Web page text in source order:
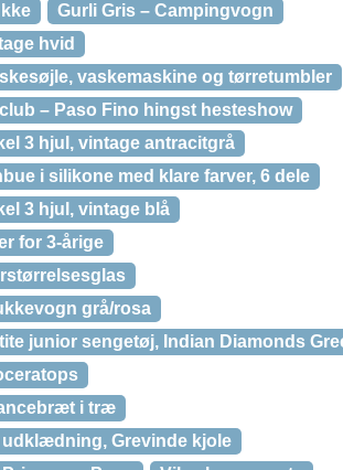
Gurli Gris – Campingvogn
hvid
vaskemaskine og tørretumbler
– Paso Fino hingst hesteshow
3 hjul, vintage antracitgrå
i silikone med klare farver, 6 dele
3 hjul, vintage blå
for 3-årige
grå/rosa
junior sengetøj, Indian Diamonds
i træ
Grevinde kjole